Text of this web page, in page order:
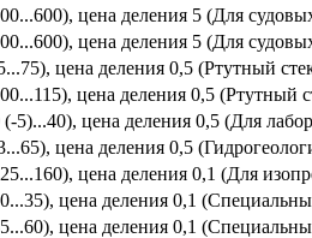
цена деления 5 (Для
цена деления 5 (Для
цена деления 0,5 (Ртутный
цена деления 0,5 (Ртутный
5)...40), цена деления 0,5 (Для
цена деления 0,5
цена деления 0,1 (Для
цена деления 0,1
цена деления 0,1